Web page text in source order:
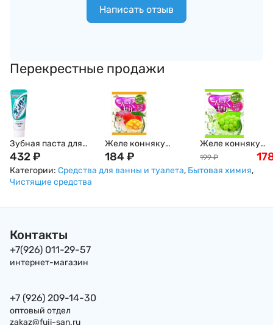
Написать отзыв
Перекрестные продажи
Зубная паста для
защиты от кариеса
с микропудрой
"Мята" LION DENTOR
MAX Spearmint, 140 г,
432₽
Желе конняку
Yukiguni с
натуральным соком
манго, 16 г х 6шт
184₽
Желе конняку
Yukiguni с белым
виноградом и
199 ₽
Категории: Средства для ванны и туалета, Бытовая химия,
Чистящие средства
Контакты
+7(926) 011-29-57
интернет-магазин
+7 (926) 209-14-30
оптовый отдел
zakaz@fuji-san.ru